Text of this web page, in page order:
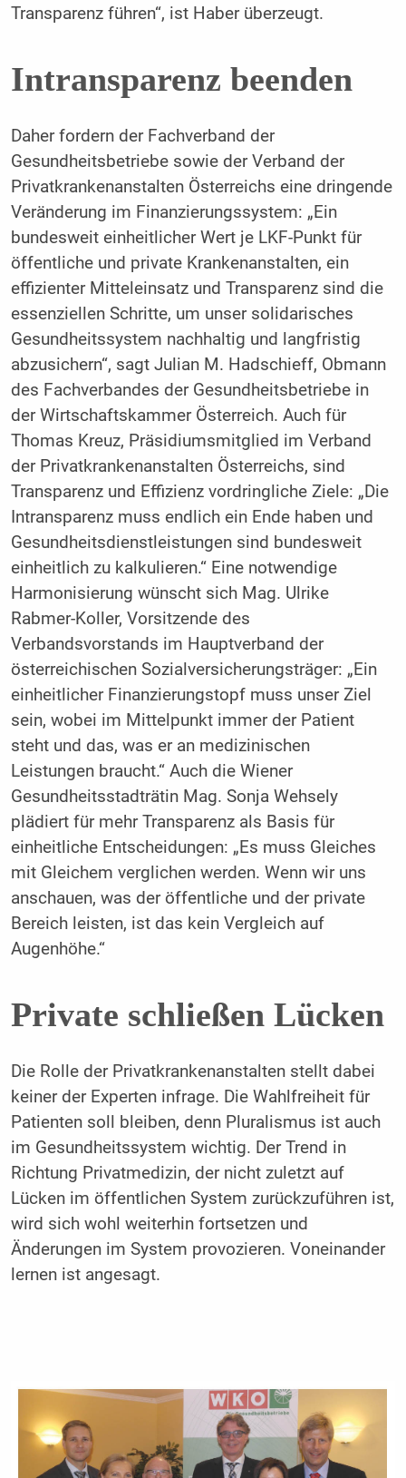
Transparenz führen“, ist Haber überzeugt.
Intransparenz beenden
Daher fordern der Fachverband der
Gesundheitsbetriebe sowie der Verband der
Privatkrankenanstalten Österreichs eine dringende
Veränderung im Finanzierungssystem: „Ein
bundesweit einheitlicher Wert je LKF-Punkt für
öffentliche und private Krankenanstalten, ein
effizienter Mitteleinsatz und Transparenz sind die
essenziellen Schritte, um unser solidarisches
Gesundheitssystem nachhaltig und langfristig
abzusichern“, sagt Julian M. Hadschieff, Obmann
des Fachverbandes der Gesundheitsbetriebe in
der Wirtschaftskammer Österreich. Auch für
Thomas Kreuz, Präsidiumsmitglied im Verband
der Privatkrankenanstalten Österreichs, sind
Transparenz und Effizienz vordringliche Ziele: „Die
Intransparenz muss endlich ein Ende haben und
Gesundheitsdienstleistungen sind bundesweit
einheitlich zu kalkulieren.“ Eine notwendige
Harmonisierung wünscht sich Mag. Ulrike
Rabmer-Koller, Vorsitzende des
Verbandsvorstands im Hauptverband der
österreichischen Sozialversicherungsträger: „Ein
einheitlicher Finanzierungstopf muss unser Ziel
sein, wobei im ­Mittelpunkt immer der Patient
steht und das, was er an medizinischen
Leistungen braucht.“ Auch die Wiener
Gesundheitsstadträtin Mag. Sonja Wehsely
plädiert für mehr Transparenz als Basis für
einheitliche Entscheidungen: „Es muss Gleiches
mit Gleichem verglichen werden. Wenn wir uns
anschauen, was der öffentliche und der private
Bereich leisten, ist das kein Vergleich auf
Augenhöhe.“
Private schließen Lücken
Die Rolle der Privatkrankenanstalten stellt dabei
keiner der Experten infrage. Die Wahlfreiheit für
Patienten soll bleiben, denn Pluralismus ist auch
im Gesundheitssystem wichtig. Der Trend in
Richtung Privatmedizin, der nicht zuletzt auf
Lücken im öffentlichen System zurückzuführen ist,
wird sich wohl weiterhin fortsetzen und
Änderungen im System provozieren. Voneinander
lernen ist angesagt.